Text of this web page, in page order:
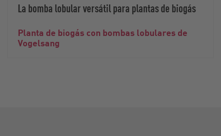
La bomba lobular versátil para plantas de biogás
Planta de biogás con bombas lobulares de
Vogelsang